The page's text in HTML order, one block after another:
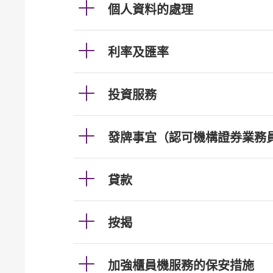
個人資料的處理
利率及匯率
投資服務
發牌事宜（認可機構證券業務
貸款
按揭
加強櫃員機服務的保安措施